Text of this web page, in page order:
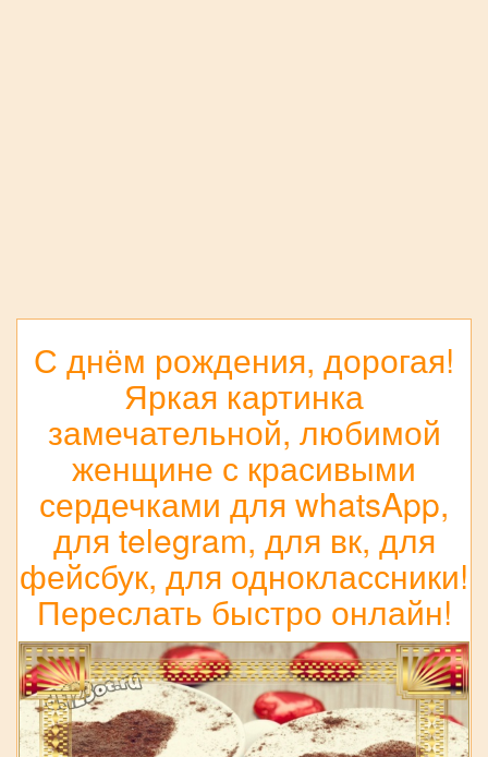
С днём рождения, дорогая!
Яркая картинка
замечательной, любимой
женщине с красивыми
сердечками для whatsApp,
для telegram, для вк, для
фейсбук, для одноклассники!
Переслать быстро онлайн!